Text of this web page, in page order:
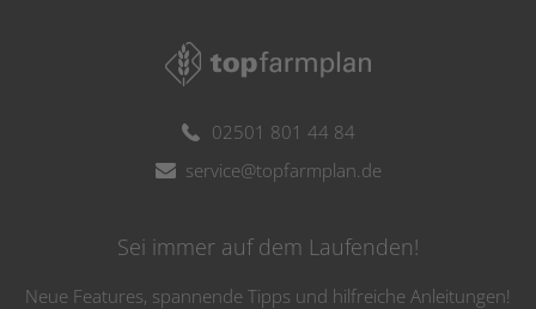
02501 801 44 84
service@topfarmplan.de
Sei immer auf dem Laufenden!
Neue Features, spannende Tipps und hilfreiche Anleitungen!